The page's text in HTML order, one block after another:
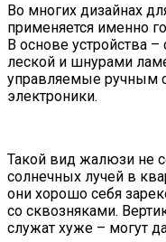
Во многих дизайнах
применяется именно
В основе устройства
леской и шнурами
управляемые ручным
электроники.
Такой вид жалюзи не
солнечных лучей в
они хорошо себя
со сквозняками.
служат хуже – могут